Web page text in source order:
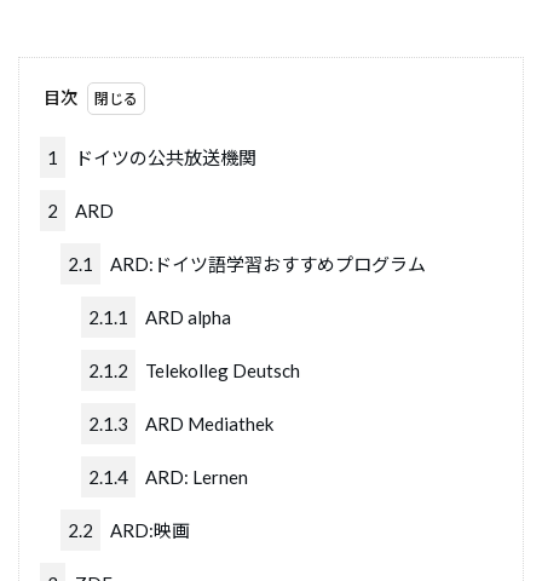
目次
1 ドイツの公共放送機関
2 ARD
2.1 ARD:ドイツ語学習おすすめプログラム
2.1.1 ARD alpha
2.1.2 Telekolleg Deutsch
2.1.3 ARD Mediathek
2.1.4 ARD: Lernen
2.2 ARD:映画